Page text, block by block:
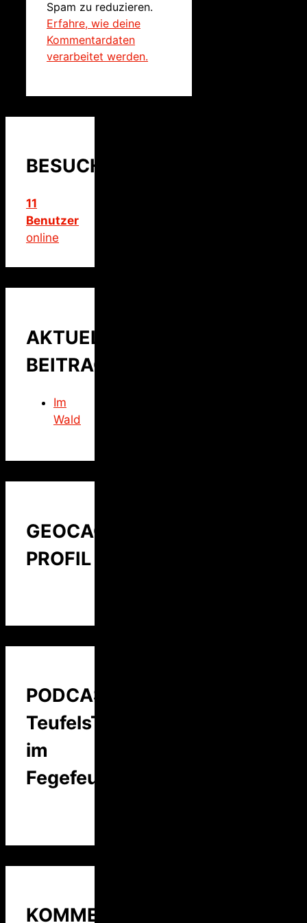
Spam zu reduzieren.
Erfahre, wie deine
Kommentardaten
verarbeitet werden.
BESUCHER
11
Benutzer
online
AKTUELLER
BEITRAG
Im
Wald
GEOCACHING
PROFIL
PODCAST:
TeufelsTalk
im
Fegefeuer
KOMMENTARE